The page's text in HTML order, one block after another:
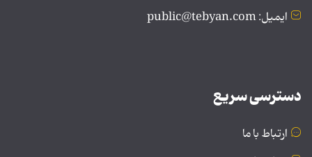
ایمیل: public@tebyan.com
دسترسی سریع
ارتباط با ما